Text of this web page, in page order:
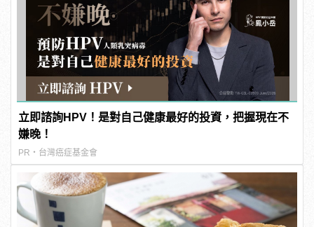
立即諮詢HPV！是對自己健康最好的投資，把握現在不
嫌晚！
PR・台灣癌症基金會